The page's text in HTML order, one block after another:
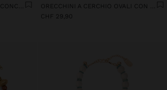
BRACCIALETTO RIGIDO CON CONCHIGLIE
ORECCHINI A CERCHIO OVALI CON CONCHIGLIE
CHF 29,90